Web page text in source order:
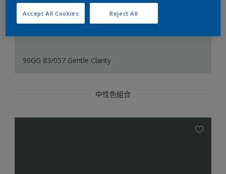
90GG 83/057 Gentle Clarity
中性色組合
Reject All
Accept All Cookies